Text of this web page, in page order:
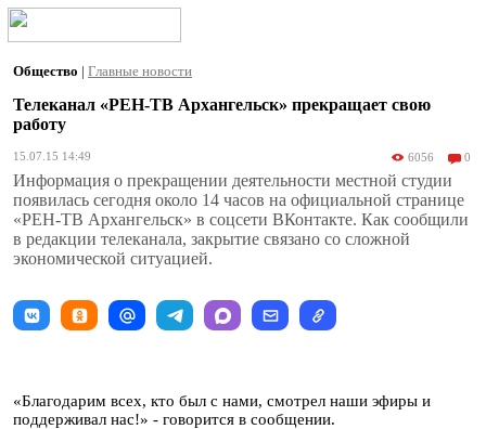
Общество | Главные новости
Телеканал «РЕН-ТВ Архангельск» прекращает свою
работу
15.07.15 14:49 6056 0
Информация о прекращении деятельности местной студии
появилась сегодня около 14 часов на официальной странице
«РЕН-ТВ Архангельск» в соцсети ВКонтакте. Как сообщили
в редакции телеканала, закрытие связано со сложной
экономической ситуацией.
«Благодарим всех, кто был с нами, смотрел наши эфиры и
поддерживал нас!» - говорится в сообщении.